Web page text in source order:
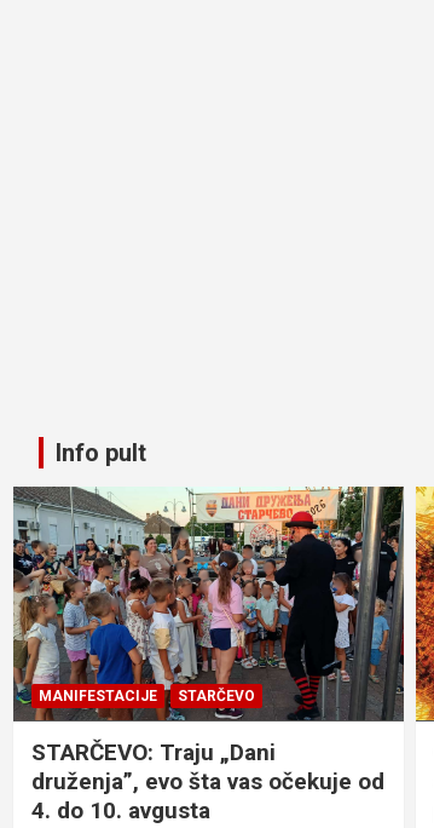
Info pult
MANIFESTACIJE STARČEVO
STARČEVO: Traju „Dani
druženja”, evo šta vas očekuje od
4. do 10. avgusta